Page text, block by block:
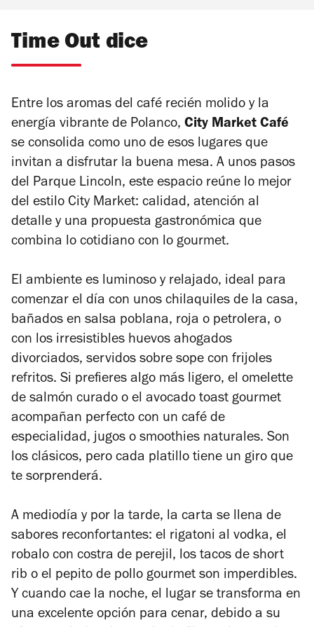
Time Out dice
Entre los aromas del café recién molido y la
energía vibrante de Polanco, City Market Café
se consolida como uno de esos lugares que
invitan a disfrutar la buena mesa. A unos pasos
del Parque Lincoln, este espacio reúne lo mejor
del estilo City Market: calidad, atención al
detalle y una propuesta gastronómica que
combina lo cotidiano con lo gourmet.
El ambiente es luminoso y relajado, ideal para
comenzar el día con unos chilaquiles de la casa,
bañados en salsa poblana, roja o petrolera, o
con los irresistibles huevos ahogados
divorciados, servidos sobre sope con frijoles
refritos. Si prefieres algo más ligero, el omelette
de salmón curado o el avocado toast gourmet
acompañan perfecto con un café de
especialidad, jugos o smoothies naturales. Son
los clásicos, pero cada platillo tiene un giro que
te sorprenderá.
A mediodía y por la tarde, la carta se llena de
sabores reconfortantes: el rigatoni al vodka, el
robalo con costra de perejil, los tacos de short
rib o el pepito de pollo gourmet son imperdibles.
Y cuando cae la noche, el lugar se transforma en
una excelente opción para cenar, debido a su